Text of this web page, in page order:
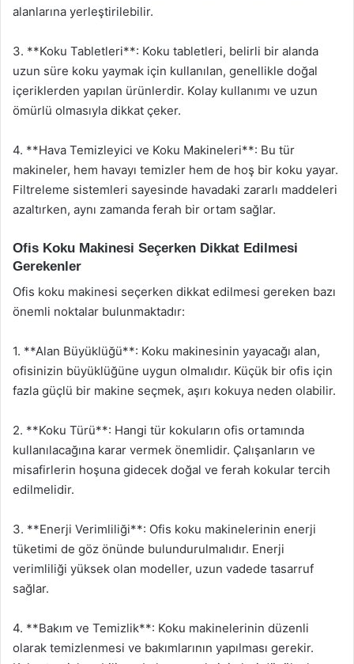
alanlarına yerleştirilebilir.
3. **Koku Tabletleri**: Koku tabletleri, belirli bir alanda
uzun süre koku yaymak için kullanılan, genellikle doğal
içeriklerden yapılan ürünlerdir. Kolay kullanımı ve uzun
ömürlü olmasıyla dikkat çeker.
4. **Hava Temizleyici ve Koku Makineleri**: Bu tür
makineler, hem havayı temizler hem de hoş bir koku yayar.
Filtreleme sistemleri sayesinde havadaki zararlı maddeleri
azaltırken, aynı zamanda ferah bir ortam sağlar.
Ofis Koku Makinesi Seçerken Dikkat Edilmesi
Gerekenler
Ofis koku makinesi seçerken dikkat edilmesi gereken bazı
önemli noktalar bulunmaktadır:
1. **Alan Büyüklüğü**: Koku makinesinin yayacağı alan,
ofisinizin büyüklüğüne uygun olmalıdır. Küçük bir ofis için
fazla güçlü bir makine seçmek, aşırı kokuya neden olabilir.
2. **Koku Türü**: Hangi tür kokuların ofis ortamında
kullanılacağına karar vermek önemlidir. Çalışanların ve
misafirlerin hoşuna gidecek doğal ve ferah kokular tercih
edilmelidir.
3. **Enerji Verimliliği**: Ofis koku makinelerinin enerji
tüketimi de göz önünde bulundurulmalıdır. Enerji
verimliliği yüksek olan modeller, uzun vadede tasarruf
sağlar.
4. **Bakım ve Temizlik**: Koku makinelerinin düzenli
olarak temizlenmesi ve bakımlarının yapılması gerekir.